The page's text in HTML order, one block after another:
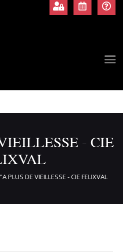
- CIE
PLUS DE VIEILLESSE - CIE FELIXVAL